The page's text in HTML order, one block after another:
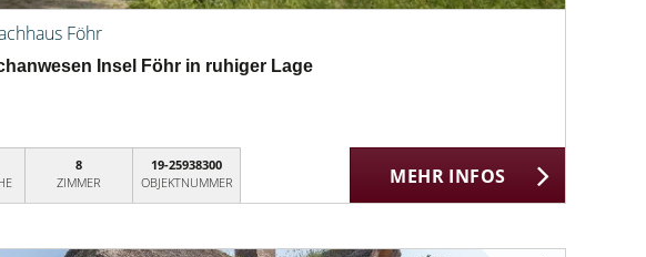
Föhr
Insel Föhr in ruhiger Lage
8
ZIMMER
19-25938300
OBJEKTNUMMER
MEHR INFOS